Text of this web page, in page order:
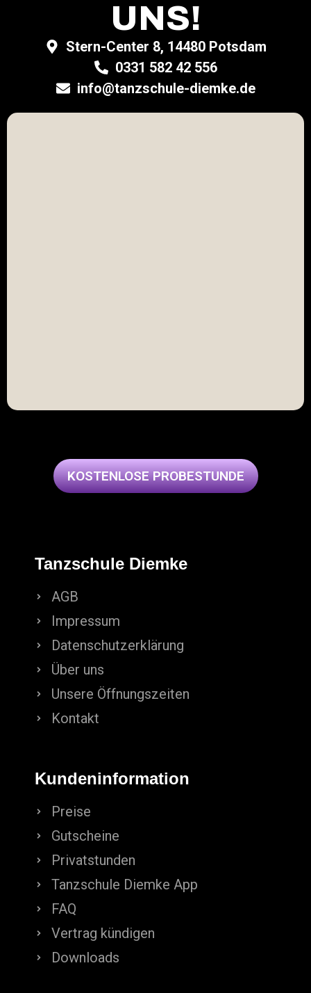
UNS!
Stern-Center 8, 14480 Potsdam
0331 582 42 556
info@tanzschule-diemke.de
KOSTENLOSE PROBESTUNDE
Tanzschule Diemke
AGB
Impressum
Datenschutzerklärung
Über uns
Unsere Öffnungszeiten
Kontakt
Kundeninformation
Preise
Gutscheine
Privatstunden
Tanzschule Diemke App
FAQ
Vertrag kündigen
Downloads